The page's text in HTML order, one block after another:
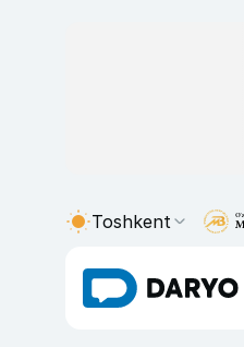
Toshkent